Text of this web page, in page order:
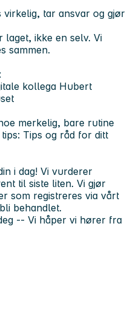
virkelig, tar ansvar og gjør
laget, ikke en selv. Vi
sammen.
kollega Hubert
merkelig, bare rutine
Tips og råd for ditt
i dag! Vi vurderer
til siste liten. Vi gjør
som registreres via vårt
behandlet.
-- Vi håper vi hører fra